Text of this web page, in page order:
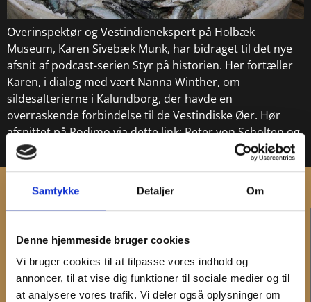
Samtykke Detaljer Om
Denne hjemmeside bruger cookies
Vi bruger cookies til at tilpasse vores indhold og
annoncer, til at vise dig funktioner til sociale medier og til
at analysere vores trafik. Vi deler også oplysninger om
Overinspektør og Vestindienekspert på Holbæk
Museum, Karen Sivebæk Munk, har bidraget til det nye
afsnit af podcast-serien Styr på historien. Her fortæller
Karen, i dialog med vært Nanna Winther, om
sildesalterierne i Kalundborg, der havde en
overraskende forbindelse til de Vestindiske Øer. Hør
afsnittet på Podimo via dette link: Peter von Scholten og
frigivelsen af […]
KONTAKT
Administration og fakturering
Medarbejdere
Hovedtelefonnummer og telefontid